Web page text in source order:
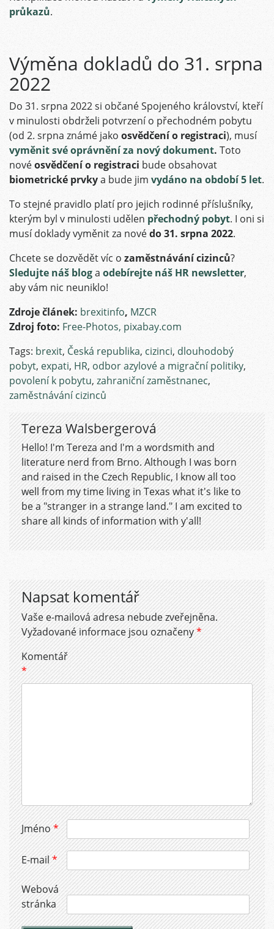
průkazů.
Výměna dokladů do 31. srpna
2022
Do 31. srpna 2022 si občané Spojeného království, kteří
v minulosti obdrželi potvrzení o přechodném pobytu
(od 2. srpna známé jako osvědčení o registraci), musí
vyměnit své oprávnění za nový dokument. Toto
novéosvědčení o registraci bude obsahovat
biometrické prvkya bude jim vydáno na období 5 let.
To stejné pravidlo platí pro jejich rodinné příslušníky,
kterým byl v minulosti udělen přechodný pobyt. I oni si
musí doklady vyměnit za novédo 31. srpna 2022.
Chcete se dozvědět víc o zaměstnávání cizinců?
Sledujte náš bloga odebírejte náš HR newsletter,
aby vám nic neuniklo!
Zdroje článek: brexitinfo, MZCR
Zdroj foto: Free-Photos, pixabay.com
Tags: brexit, Česká republika, cizinci, dlouhodobý
pobyt, expati, HR, odbor azylové a migrační politiky,
povolení k pobytu, zahraniční zaměstnanec,
zaměstnávání cizinců
Tereza Walsbergerová
Hello! I'm Tereza and I'm a wordsmith and
literature nerd from Brno. Although I was born
and raised in the Czech Republic, I know all too
well from my time living in Texas what it's like to
be a "stranger in a strange land." I am excited to
share all kinds of information with y'all!
Napsat komentář
Vaše e-mailová adresa nebude zveřejněna.
Vyžadované informace jsou označeny*
Komentář
*
Jméno*
E-mail*
Webová
stránka